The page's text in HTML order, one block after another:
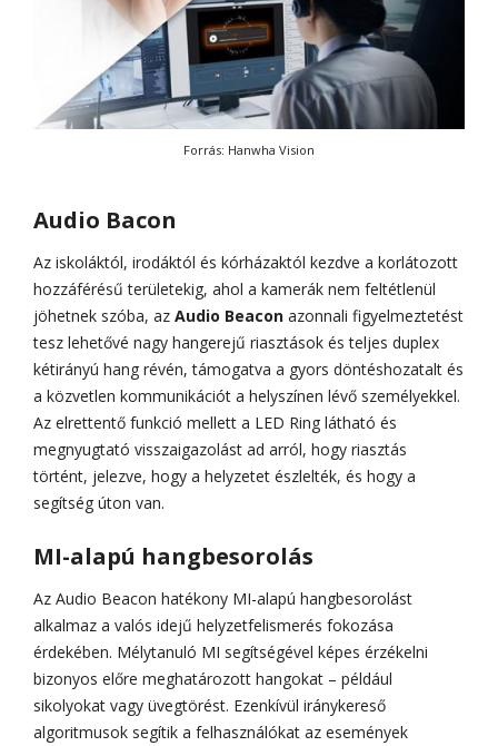
Forrás: Hanwha Vision
Audio Bacon
Az iskoláktól, irodáktól és kórházaktól kezdve a korlátozott
hozzáférésű területekig, ahol a kamerák nem feltétlenül
jöhetnek szóba, az Audio Beacon azonnali figyelmeztetést
tesz lehetővé nagy hangerejű riasztások és teljes duplex
kétirányú hang révén, támogatva a gyors döntéshozatalt és
a közvetlen kommunikációt a helyszínen lévő személyekkel.
Az elrettentő funkció mellett a LED Ring látható és
megnyugtató visszaigazolást ad arról, hogy riasztás
történt, jelezve, hogy a helyzetet észlelték, és hogy a
segítség úton van.
MI-alapú hangbesorolás
Az Audio Beacon hatékony MI-alapú hangbesorolást
alkalmaz a valós idejű helyzetfelismerés fokozása
érdekében. Mélytanuló MI segítségével képes érzékelni
bizonyos előre meghatározott hangokat – például
sikolyokat vagy üvegtörést. Ezenkívül iránykereső
algoritmusok segítik a felhasználókat az események